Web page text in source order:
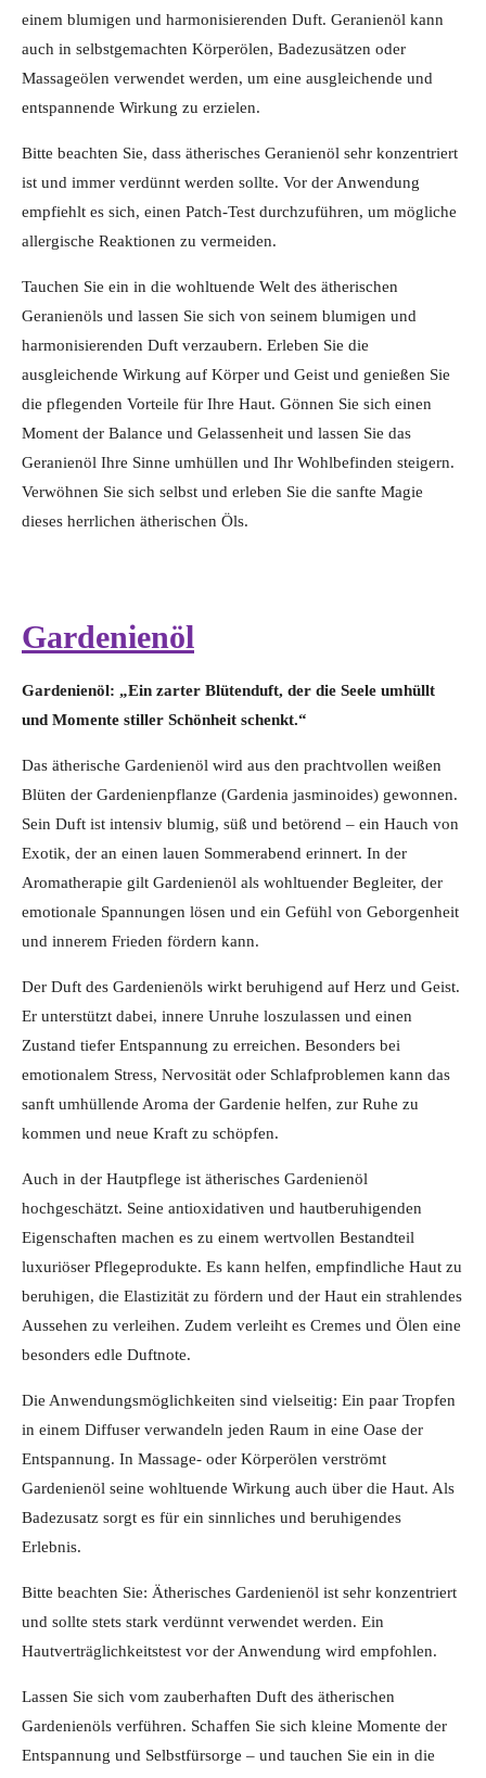
einem blumigen und harmonisierenden Duft. Geranienöl kann
auch in selbstgemachten Körperölen, Badezusätzen oder
Massageölen verwendet werden, um eine ausgleichende und
entspannende Wirkung zu erzielen.
Bitte beachten Sie, dass ätherisches Geranienöl sehr konzentriert
ist und immer verdünnt werden sollte. Vor der Anwendung
empfiehlt es sich, einen Patch-Test durchzuführen, um mögliche
allergische Reaktionen zu vermeiden.
Tauchen Sie ein in die wohltuende Welt des ätherischen
Geranienöls und lassen Sie sich von seinem blumigen und
harmonisierenden Duft verzaubern. Erleben Sie die
ausgleichende Wirkung auf Körper und Geist und genießen Sie
die pflegenden Vorteile für Ihre Haut. Gönnen Sie sich einen
Moment der Balance und Gelassenheit und lassen Sie das
Geranienöl Ihre Sinne umhüllen und Ihr Wohlbefinden steigern.
Verwöhnen Sie sich selbst und erleben Sie die sanfte Magie
dieses herrlichen ätherischen Öls.
Gardenienöl
Gardenienöl: „Ein zarter Blütenduft, der die Seele umhüllt
und Momente stiller Schönheit schenkt.“
Das ätherische Gardenienöl wird aus den prachtvollen weißen
Blüten der Gardenienpflanze (Gardenia jasminoides) gewonnen.
Sein Duft ist intensiv blumig, süß und betörend – ein Hauch von
Exotik, der an einen lauen Sommerabend erinnert. In der
Aromatherapie gilt Gardenienöl als wohltuender Begleiter, der
emotionale Spannungen lösen und ein Gefühl von Geborgenheit
und innerem Frieden fördern kann.
Der Duft des Gardenienöls wirkt beruhigend auf Herz und Geist.
Er unterstützt dabei, innere Unruhe loszulassen und einen
Zustand tiefer Entspannung zu erreichen. Besonders bei
emotionalem Stress, Nervosität oder Schlafproblemen kann das
sanft umhüllende Aroma der Gardenie helfen, zur Ruhe zu
kommen und neue Kraft zu schöpfen.
Auch in der Hautpflege ist ätherisches Gardenienöl
hochgeschätzt. Seine antioxidativen und hautberuhigenden
Eigenschaften machen es zu einem wertvollen Bestandteil
luxuriöser Pflegeprodukte. Es kann helfen, empfindliche Haut zu
beruhigen, die Elastizität zu fördern und der Haut ein strahlendes
Aussehen zu verleihen. Zudem verleiht es Cremes und Ölen eine
besonders edle Duftnote.
Die Anwendungsmöglichkeiten sind vielseitig: Ein paar Tropfen
in einem Diffuser verwandeln jeden Raum in eine Oase der
Entspannung. In Massage- oder Körperölen verströmt
Gardenienöl seine wohltuende Wirkung auch über die Haut. Als
Badezusatz sorgt es für ein sinnliches und beruhigendes
Erlebnis.
Bitte beachten Sie: Ätherisches Gardenienöl ist sehr konzentriert
und sollte stets stark verdünnt verwendet werden. Ein
Hautverträglichkeitstest vor der Anwendung wird empfohlen.
Lassen Sie sich vom zauberhaften Duft des ätherischen
Gardenienöls verführen. Schaffen Sie sich kleine Momente der
Entspannung und Selbstfürsorge – und tauchen Sie ein in die